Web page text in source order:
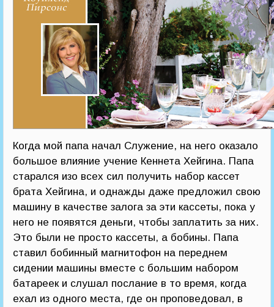
Когда мой папа начал Служение, на него оказало
большое влияние учение Кеннета Хейгина. Папа
старался изо всех сил получить набор кассет
брата Хейгина, и однажды даже предложил свою
машину в качестве залога за эти кассеты, пока у
него не появятся деньги, чтобы заплатить за них.
Это были не просто кассеты, а бобины. Папа
ставил бобинный магнитофон на переднем
сидении машины вместе с большим набором
батареек и слушал послание в то время, когда
ехал из одного места, где он проповедовал, в